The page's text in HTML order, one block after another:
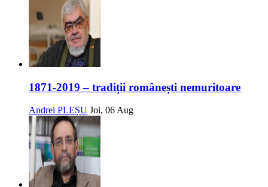
1871-2019 – tradiții românești nemuritoare
Andrei PLEȘU Joi, 06 Aug